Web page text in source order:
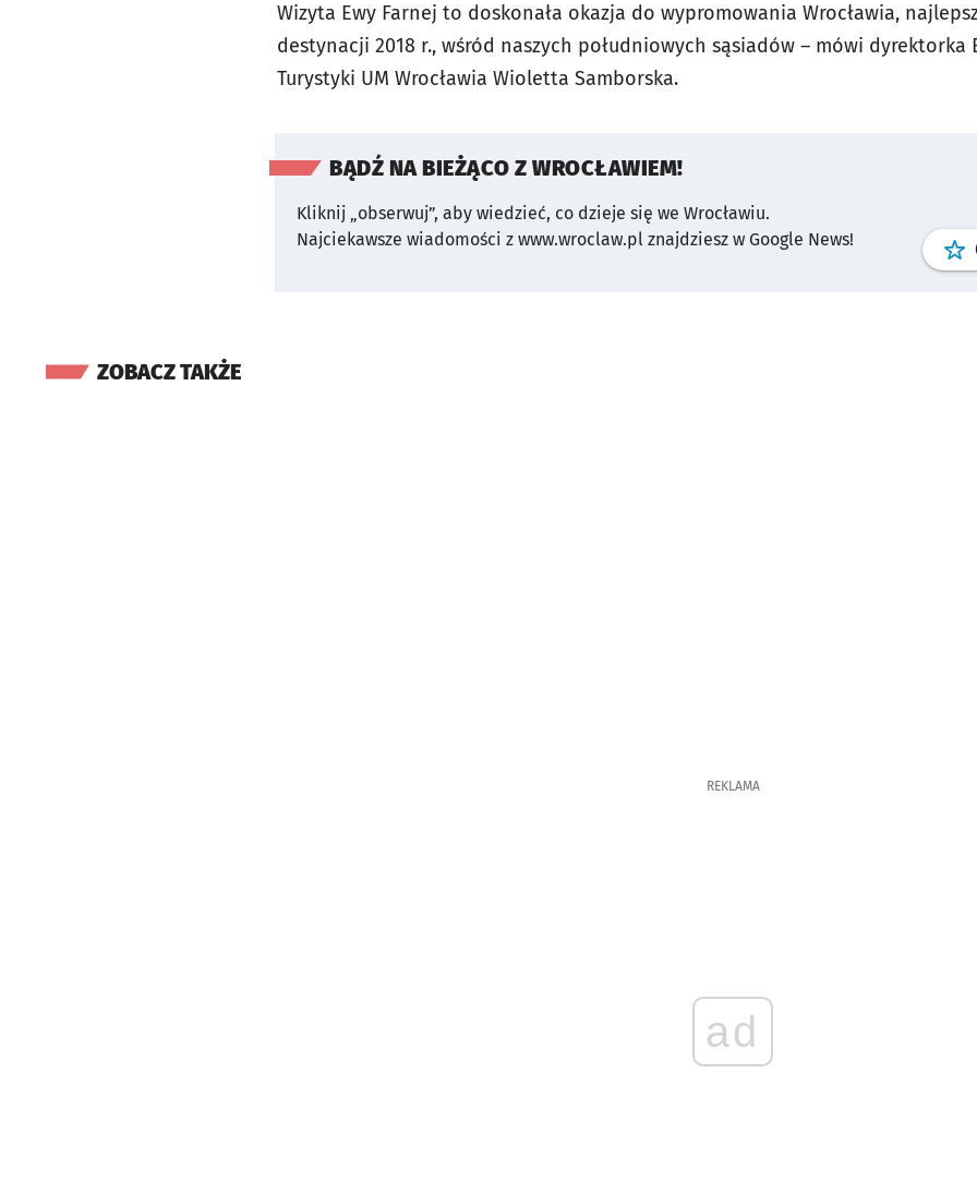
Wizyta Ewy Farnej to doskonała okazja do wypromowania Wrocławia,
destynacji 2018 r., wśród naszych południowych sąsiadów – mówi dyrektorka
Turystyki UM Wrocławia Wioletta Samborska.
BĄDŹ NA BIEŻĄCO Z WROCŁAWIEM!
Kliknij „obserwuj”, aby wiedzieć, co dzieje się we Wrocławiu.
Najciekawsze wiadomości z www.wroclaw.pl znajdziesz w Google News!
ZOBACZ TAKŻE
REKLAMA
ad